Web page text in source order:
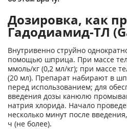
Дозировка, как
Гадодиамид-ТЛ
Внутривенно струйно
помощью шприца. При массе
ммоль/кг (0,2 мл/кг); при массе
(20 мл). Препарат набирают в
перед использованием; для
введения дозы канюлю
натрия хлорида. Начало
несколько минут после
ч (не более).